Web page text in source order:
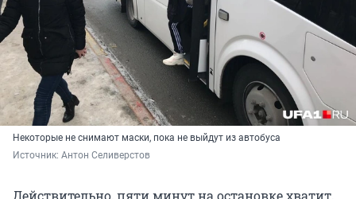
Некоторые не снимают маски, пока не выйдут из автобуса
Источник: Антон Селиверстов
Действительно, пяти минут на остановке хватит,